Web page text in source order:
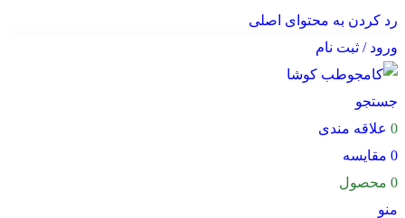
رد کردن به محتوای اصلی
ورود / ثبت نام
جستجو
0 علاقه مندی
0 مقایسه
0 محصول
منو